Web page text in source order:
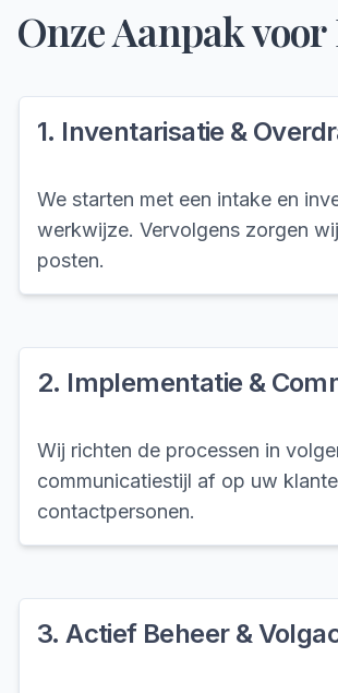
Onze Aanpak voor
1. Inventarisatie &
We starten met een intake en
werkwijze. Vervolgens zorgen
posten.
2. Implementatie &
Wij richten de processen in
communicatiestijl af op uw
contactpersonen.
3.Actief Beheer &